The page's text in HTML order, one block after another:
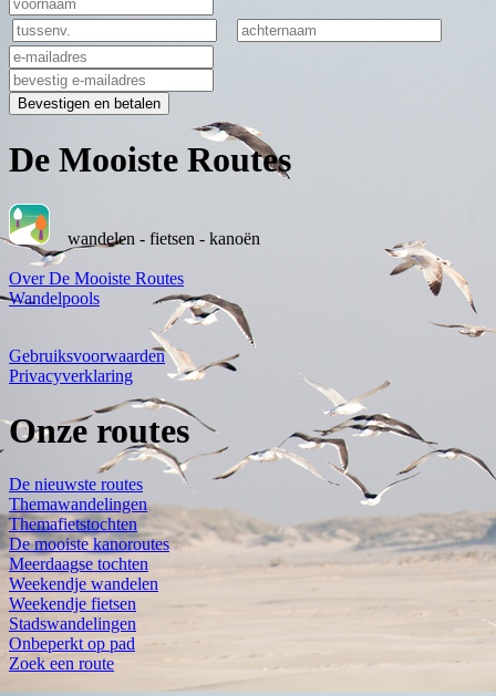
Bevestigen en betalen
De Mooiste Routes
wandelen - fietsen - kanoën
Over De Mooiste Routes
Wandelpools
Gebruiksvoorwaarden
Privacyverklaring
Onze routes
De nieuwste routes
Themawandelingen
Themafietstochten
De mooiste kanoroutes
Meerdaagse tochten
Weekendje wandelen
Weekendje fietsen
Stadswandelingen
Onbeperkt op pad
Zoek een route